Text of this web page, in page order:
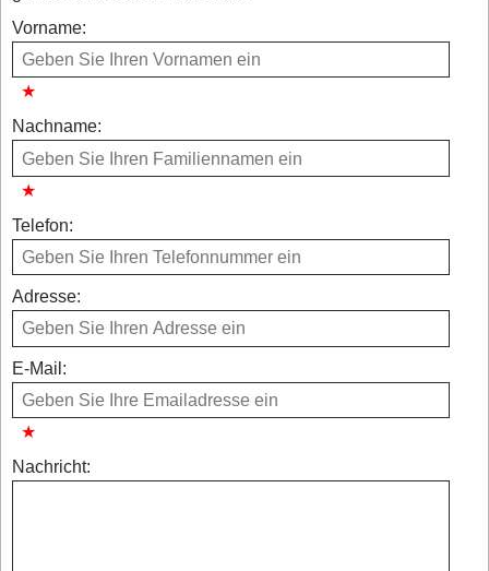
Vorname:
Nachname:
Telefon:
Adresse:
E-Mail:
Nachricht: